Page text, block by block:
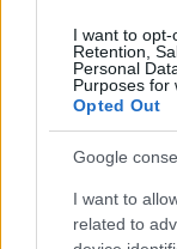
I want to opt-
Retention,
Personal
Purposes for
Opted Out
Google
I want to
related to